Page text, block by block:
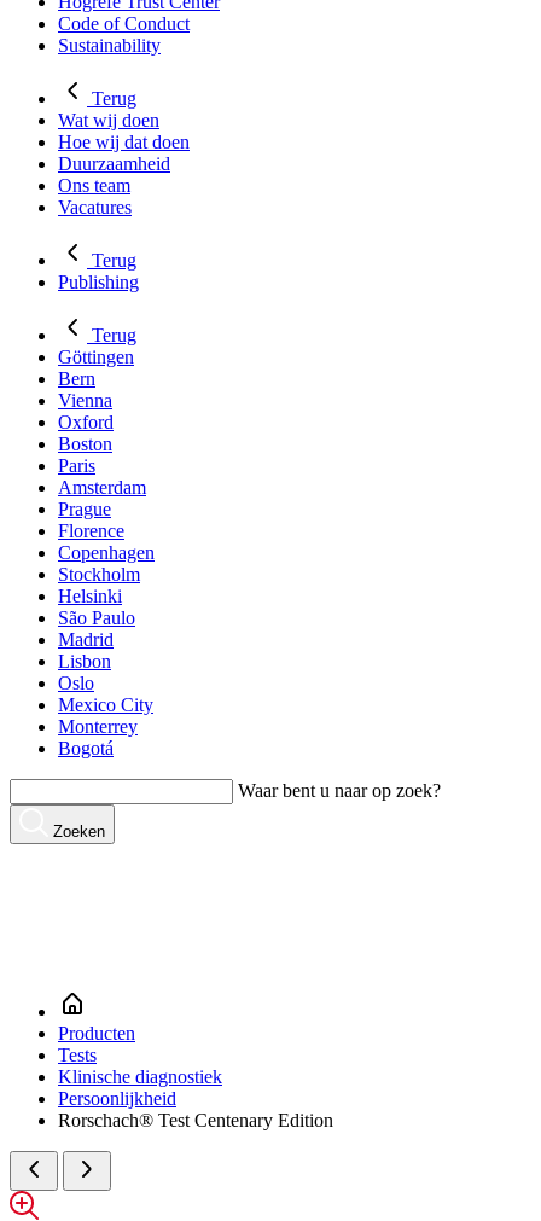
Code of Conduct
Sustainability
Terug
Wat wij doen
Hoe wij dat doen
Duurzaamheid
Ons team
Vacatures
Terug
Publishing
Terug
Göttingen
Bern
Vienna
Oxford
Boston
Paris
Amsterdam
Prague
Florence
Copenhagen
Stockholm
Helsinki
São Paulo
Madrid
Lisbon
Oslo
Mexico City
Monterrey
Bogotá
Waar bent u naar op zoek?
Zoeken
Producten
Tests
Klinische diagnostiek
Persoonlijkheid
Rorschach® Test Centenary Edition